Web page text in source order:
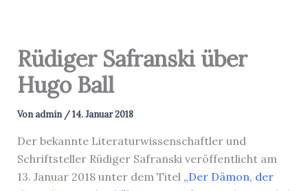
Rüdiger Safranski über
Hugo Ball
Vonadmin /14. Januar 2018
Der bekannte Literaturwissenschaftler und
Schriftsteller Rüdiger Safranski veröffentlicht am
13. Januar 2018 unter dem Titel „Der Dämon, der